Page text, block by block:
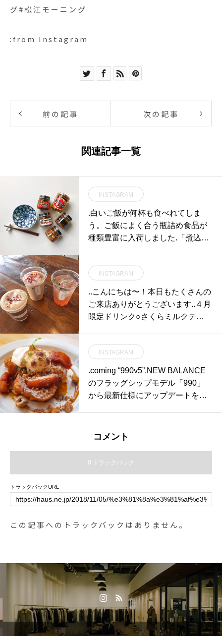
グ#松江モーニング
:from Instagram
前の記事 次の記事
関連記事一覧
INSTAGRAM
.白いご飯が何杯も食べれてしま
う。ご飯によく合う瓶詰め食品が
種類豊富に入荷しました.「煮込み
ー」「牛ーッとにんにく味噌」.思
い浮かべるだけでお腹が減ってし
まうような個性豊かな商品タイト
ル。瓶に入った食材が生み出すパ
食べたら忘れられない食品たちを
是非ともお試しくださいませ。.#
ご飯に合うおかず #ご飯がすすむ
#ベルフーズ#haus #haus_matsue
#hausmatsue #松江カフェ #島根
カフェ #松江旅行#島根旅行#松江
#島根 #山陰
INSTAGRAM
..こんにちは〜！本日もたくさんの
ご来店ありがとうございます︎..４月
限定ドリンク○さくらミルクティ
ピオカトッピングができます◎.ほ
んのりさくらの香りがする春らし
いミルクティーと、自家製紅茶シ
ロップを使ったさくらティーソー
シロップを使用のため売り切れる
いませ。.ドリンクは4/20までとな
っております！ぜひぜひお試しく
ださいね〜♡..明日はレストラン店
りませんが何卒、ご理解の程お願
営業しております！(11:00〜20:0
くらドリンク #さくら ##さくらミ
ルクティー #さくらティーソーダ#
drink #ドリンク#takeout #テイク
アウト#cafe #カフェ #カフェ巡り
#hausmatsue #haus_matsue #松
江カフェ #島根カフェ#松江 #島根
INSTAGRAM
.coming “990v5”.NEW BALANCE
のフラッグシップモデル「990」
から最新仕様にアップデートを遂
最高峰モデルになります。.ファー
世の中に発表されてきました。現
代の空気感にマッチするシンプル
的なポイントが随所随所に散りば
められています。ブランドの長年
のファンの方もそうでない方も今
回のスペシャルな入荷をどうぞお
見逃しなく。.#newbalance#990v
5#madeinusa#haus #haus_matsu
コメント
0 トラックバック
トラックバックURL
この記事へのトラックバックはありません。